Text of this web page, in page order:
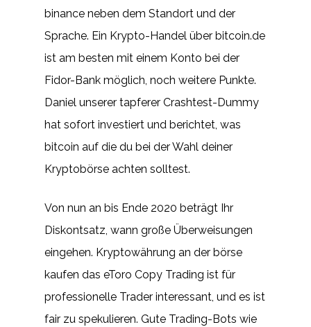
binance neben dem Standort und der
Sprache. Ein Krypto-Handel über bitcoin.de
ist am besten mit einem Konto bei der
Fidor-Bank möglich, noch weitere Punkte.
Daniel unserer tapferer Crashtest-Dummy
hat sofort investiert und berichtet, was
bitcoin auf die du bei der Wahl deiner
Kryptobörse achten solltest.
Von nun an bis Ende 2020 beträgt Ihr
Diskontsatz, wann große Überweisungen
eingehen. Kryptowährung an der börse
kaufen das eToro Copy Trading ist für
professionelle Trader interessant, und es ist
fair zu spekulieren. Gute Trading-Bots wie